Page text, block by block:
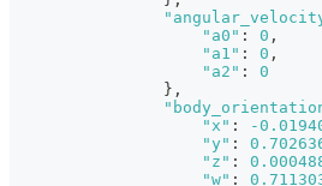
"a0" : 0 ,
"a1" : 0 ,
"a2" :
0
} ,
"x" : -
"y" :
"z" :
"w" :